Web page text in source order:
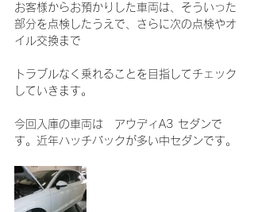
お客様からお預かりした車両は、そういった
部分を点検したうえで、さらに次の点検やオ
イル交換まで
トラブルなく乗れることを目指してチェック
していきます。
今回入庫の車両は　アウディA3 セダンで
す。近年ハッチバックが多い中セダンです。